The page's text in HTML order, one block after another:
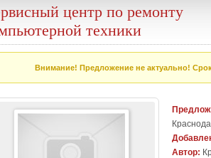
центр по ремонту
техники
Внимание! Предложение не актуально!
Автор: